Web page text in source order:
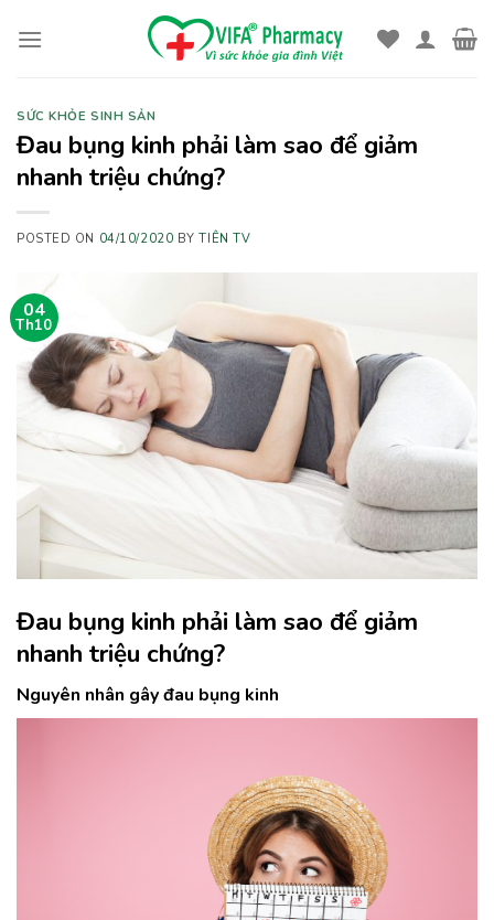
SỨC KHỎE SINH SẢN
Đau bụng kinh phải làm sao để giảm
nhanh triệu chứng?
POSTED ON 04/10/2020 BYTIÊN TV
04
Th10
Đau bụng kinh phải làm sao để giảm
nhanh triệu chứng?
Nguyên nhân gây đau bụng kinh